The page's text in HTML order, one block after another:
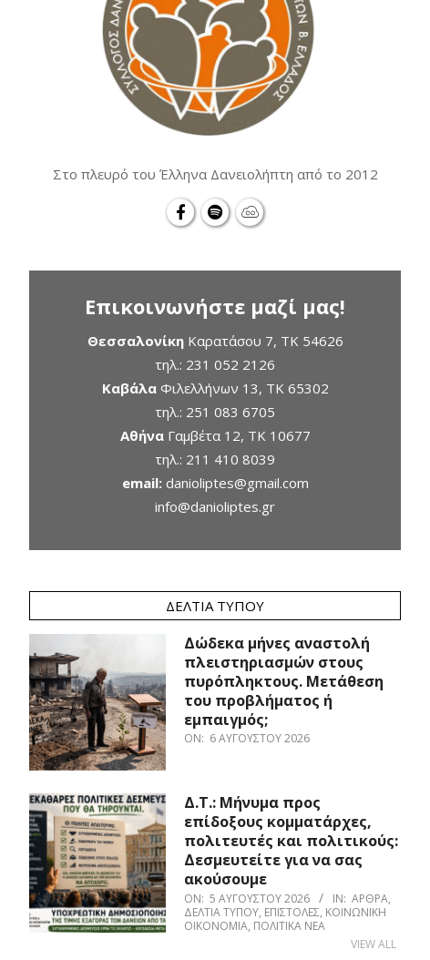
Στο πλευρό του Έλληνα Δανειολήπτη από το 2012
Επικοινωνήστε μαζί μας!
ΘεσσαλονίκηΚαρατάσου 7, TK 54626
τηλ.: 231 052 2126
ΚαβάλαΦιλελλήνων 13, ΤΚ 65302
τηλ.: 251 083 6705
ΑθήναΓαμβέτα 12, ΤΚ 10677
τηλ.: 211 410 8039
email: danioliptes@gmail.com
info@danioliptes.gr
ΔΕΛΤΊΑ ΤΎΠΟΥ
Δώδεκα μήνες αναστολή
πλειστηριασμών στους
πυρόπληκτους. Μετάθεση
του προβλήματος ή
εμπαιγμός;
ON: 6 ΑΥΓΟΎΣΤΟΥ 2026
Δ.Τ.: Μήνυμα προς
επίδοξους κομματάρχες,
πολιτευτές και πολιτικούς:
Δεσμευτείτε για να σας
ακούσουμε
ON: 5 ΑΥΓΟΎΣΤΟΥ 2026 IN: ΆΡΘΡΑ,
ΔΕΛΤΊΑ ΤΎΠΟΥ, ΕΠΙΣΤΟΛΈΣ, ΚΟΙΝΩΝΙΚΉ
ΟΙΚΟΝΟΜΊΑ, ΠΟΛΙΤΙΚΆ ΝΈΑ
VIEW ALL